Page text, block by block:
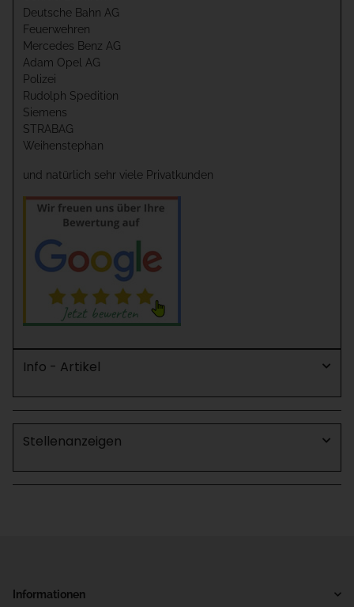
Deutsche Bahn AG
Feuerwehren
Mercedes Benz AG
Adam Opel AG
Polizei
Rudolph Spedition
Siemens
STRABAG
Weihenstephan
und natürlich sehr viele Privatkunden
Info - Artikel
Stellenanzeigen
Informationen